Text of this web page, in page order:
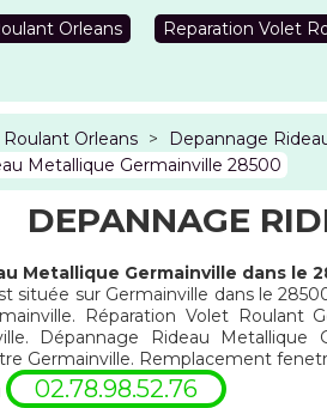
Orleans Reparation Volet
Orleans > Depannage
Metallique Germainville 28500
DEPANNAGE
Metallique Germainville dans le
située sur Germainville dans le
Réparation Volet Roulant
Dépannage Rideau Metallique
Germainville. Remplacement
02.78.98.52.76